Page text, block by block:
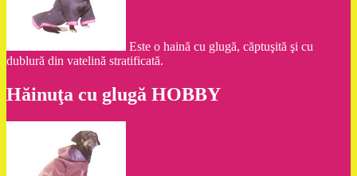
Este o haină cu glugă, căptuşită şi cu
dublură din vatelină stratificată.
Hăinuţa cu glugă HOBBY